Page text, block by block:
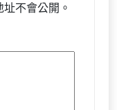
不會公開。